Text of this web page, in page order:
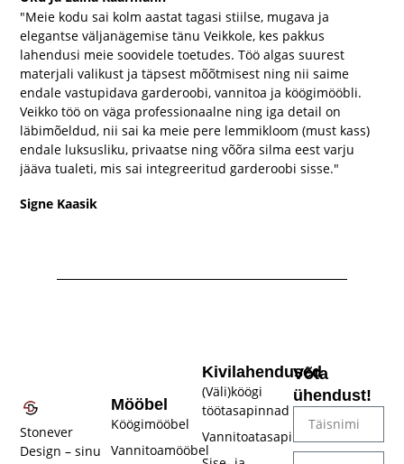
"Meie kodu sai kolm aastat tagasi stiilse, mugava ja
elegantse väljanägemise tänu Veikkole, kes pakkus
lahendusi meie soovidele toetudes. Töö algas suurest
materjali valikust ja täpsest mõõtmisest ning nii saime
endale vastupidava garderoobi, vannitoa ja köögimööbli.
Veikko töö on väga professionaalne ning iga detail on
läbimõeldud, nii sai ka meie pere lemmikloom (must kass)
endale luksusliku, privaatse ning võõra silma eest varju
jääva tualeti, mis sai integreeritud garderoobi sisse."
Signe Kaasik
Stonever
Design – sinu
Kivilahendused
(Väli)köögi
töötasapinnad
Vannitoatasapinnad
Mööbel
Köögimööbel
Vannitoamööbel
Võta
ühendust!